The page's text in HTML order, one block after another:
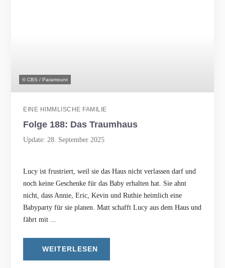
© CBS / Paramount
EINE HIMMLISCHE FAMILIE
Folge 188: Das Traumhaus
Update: 28. September 2025
Lucy ist frustriert, weil sie das Haus nicht verlassen darf und
noch keine Geschenke für das Baby erhalten hat. Sie ahnt
nicht, dass Annie, Eric, Kevin und Ruthie heimlich eine
Babyparty für sie planen. Matt schafft Lucy aus dem Haus und
fährt mit ...
WEITERLESEN